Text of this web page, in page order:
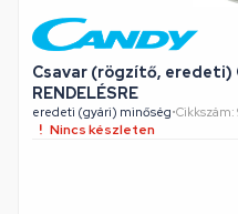
Csavar (rögzítő, eredeti)
RENDELÉSRE
eredeti (gyári) minőség•Cikkszám:
Nincs készleten